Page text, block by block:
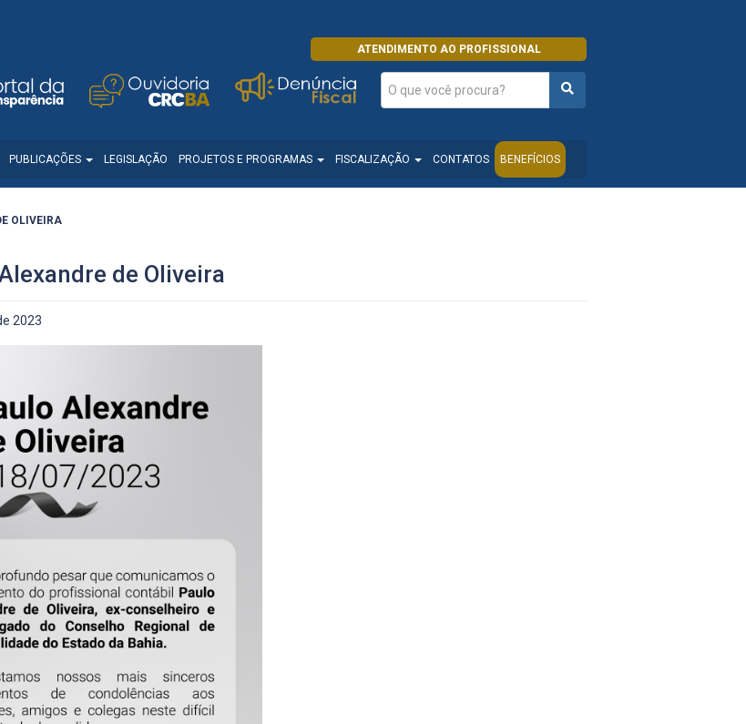
ATENDIMENTO AO PROFISSIONAL
PUBLICAÇÕES LEGISLAÇÃO PROJETOS E PROGRAMAS FISCALIZAÇÃO CONTATOS BENEFÍCIOS
OLIVEIRA
de Oliveira
2023